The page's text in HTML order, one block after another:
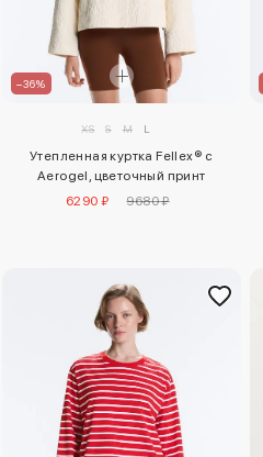
–36%
XS S M L
Утепленная куртка Fellex® с
Aerogel, цветочный принт
6290 ₽
9680 ₽